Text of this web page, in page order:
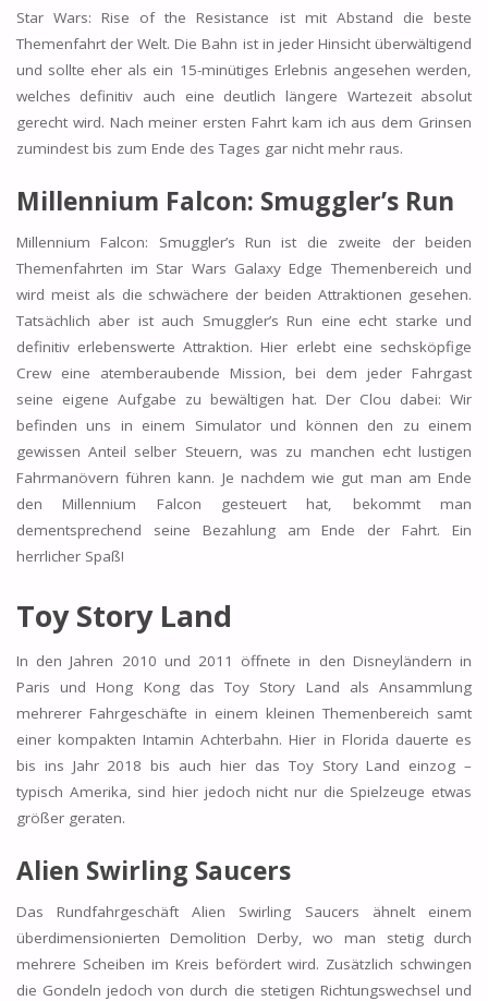
Star Wars: Rise of the Resistance ist mit Abstand die beste
Themenfahrt der Welt. Die Bahn ist in jeder Hinsicht überwältigend
und sollte eher als ein 15-minütiges Erlebnis angesehen werden,
welches definitiv auch eine deutlich längere Wartezeit absolut
gerecht wird. Nach meiner ersten Fahrt kam ich aus dem Grinsen
zumindest bis zum Ende des Tages gar nicht mehr raus.
Millennium Falcon: Smuggler’s Run
Millennium Falcon: Smuggler’s Run ist die zweite der beiden
Themenfahrten im Star Wars Galaxy Edge Themenbereich und
wird meist als die schwächere der beiden Attraktionen gesehen.
Tatsächlich aber ist auch Smuggler’s Run eine echt starke und
definitiv erlebenswerte Attraktion. Hier erlebt eine sechsköpfige
Crew eine atemberaubende Mission, bei dem jeder Fahrgast
seine eigene Aufgabe zu bewältigen hat. Der Clou dabei: Wir
befinden uns in einem Simulator und können den zu einem
gewissen Anteil selber Steuern, was zu manchen echt lustigen
Fahrmanövern führen kann. Je nachdem wie gut man am Ende
den Millennium Falcon gesteuert hat, bekommt man
dementsprechend seine Bezahlung am Ende der Fahrt. Ein
herrlicher Spaß!
Toy Story Land
In den Jahren 2010 und 2011 öffnete in den Disneyländern in
Paris und Hong Kong das Toy Story Land als Ansammlung
mehrerer Fahrgeschäfte in einem kleinen Themenbereich samt
einer kompakten Intamin Achterbahn. Hier in Florida dauerte es
bis ins Jahr 2018 bis auch hier das Toy Story Land einzog –
typisch Amerika, sind hier jedoch nicht nur die Spielzeuge etwas
größer geraten.
Alien Swirling Saucers
Das Rundfahrgeschäft Alien Swirling Saucers ähnelt einem
überdimensionierten Demolition Derby, wo man stetig durch
mehrere Scheiben im Kreis befördert wird. Zusätzlich schwingen
die Gondeln jedoch von durch die stetigen Richtungswechsel und